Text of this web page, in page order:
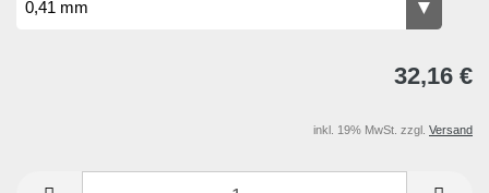
32,16 €
inkl. 19% MwSt. zzgl. Versand